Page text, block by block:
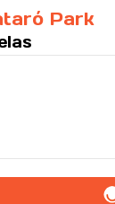
Park